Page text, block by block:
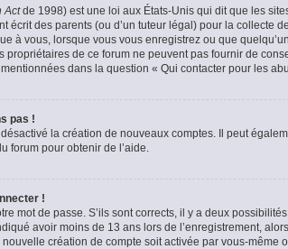
Actde 1998) est une loi aux États-Unis qui dit que les
écrit des parents (ou d’un tuteur légal) pour la collecte
à vous, lorsque vous vous enregistrez ou que
propriétaires de ce forum ne peuvent pas fournir de
dans la question « Qui contacter pour les
pas !
la création de nouveaux comptes. Il peut
forum pour obtenir de l’aide.
!
mot de passe. S’ils sont corrects, il y a deux
avoir moins de 13 ans lors de l’enregistrement,
création de compte soit activée par vous-même